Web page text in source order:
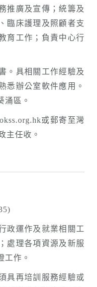
推廣及宣傳；統籌及
臨床護理及照顧者支
育工作；負責中心行
。具相關工作經驗及
悉辦公室軟件應用。
涌區。
或郵寄至灣
主任收。
政運作及就業相關工
處理各項資源及新服
工作。
具再培訓服務經驗或